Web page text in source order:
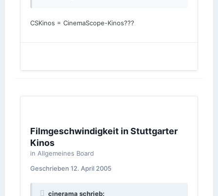
CSKinos = CinemaScope-Kinos???
Filmgeschwindigkeit in Stuttgarter
Kinos
in Allgemeines Board
Geschrieben 12. April 2005
cinerama schrieb: